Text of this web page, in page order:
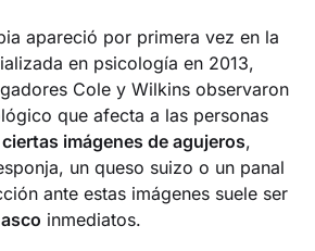
apareció por primera vez en la
en psicología en 2013,
Cole y Wilkins observaron
que afecta a las personas
imágenes de agujeros,
un queso suizo o un panal
ante estas imágenes suele ser
inmediatos.